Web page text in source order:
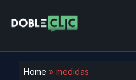
Home » medidas